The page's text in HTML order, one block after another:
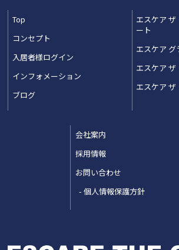
Top
コンセプト
入居者様ログイン
インフォメーション
ブログ
エスケア
ート
エスケア グ
エスケア ザ
エスケア
会社案内
採用情報
お問い合わせ
個人情報保護方針